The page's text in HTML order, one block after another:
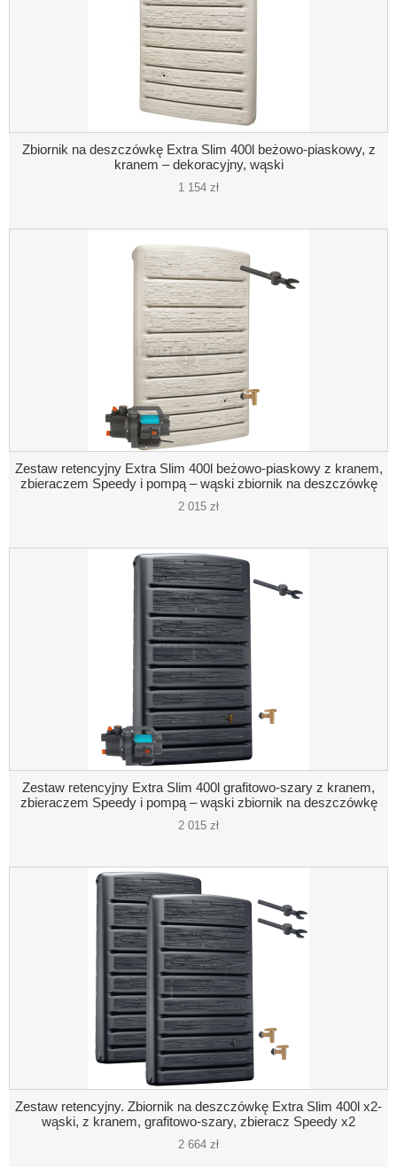
Zbiornik na deszczówkę Extra Slim 400l beżowo-piaskowy, z
kranem – dekoracyjny, wąski
1 154 zł
Zestaw retencyjny Extra Slim 400l beżowo-piaskowy z kranem,
zbieraczem Speedy i pompą – wąski zbiornik na deszczówkę
2 015 zł
Zestaw retencyjny Extra Slim 400l grafitowo-szary z kranem,
zbieraczem Speedy i pompą – wąski zbiornik na deszczówkę
2 015 zł
Zestaw retencyjny. Zbiornik na deszczówkę Extra Slim 400l x2-
wąski, z kranem, grafitowo-szary, zbieracz Speedy x2
2 664 zł